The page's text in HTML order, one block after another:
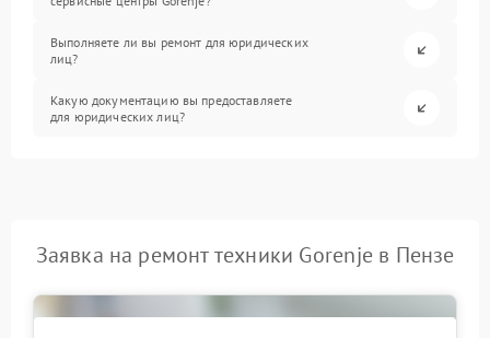
Выполняете ли вы ремонт для юридических
лиц?
Какую документацию вы предоставляете
для юридических лиц?
Заявка на ремонт техники Gorenje в Пензе